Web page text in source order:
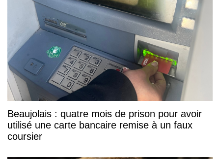
Beaujolais : quatre mois de prison pour avoir
utilisé une carte bancaire remise à un faux
coursier